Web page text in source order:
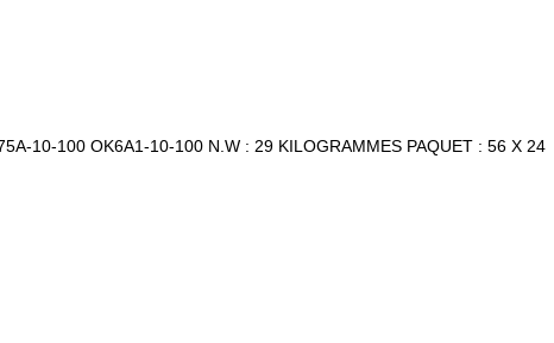
10-100 OK6A1-10-100 N.W : 29 KILOGRAMMES PAQUET : 56 X 24